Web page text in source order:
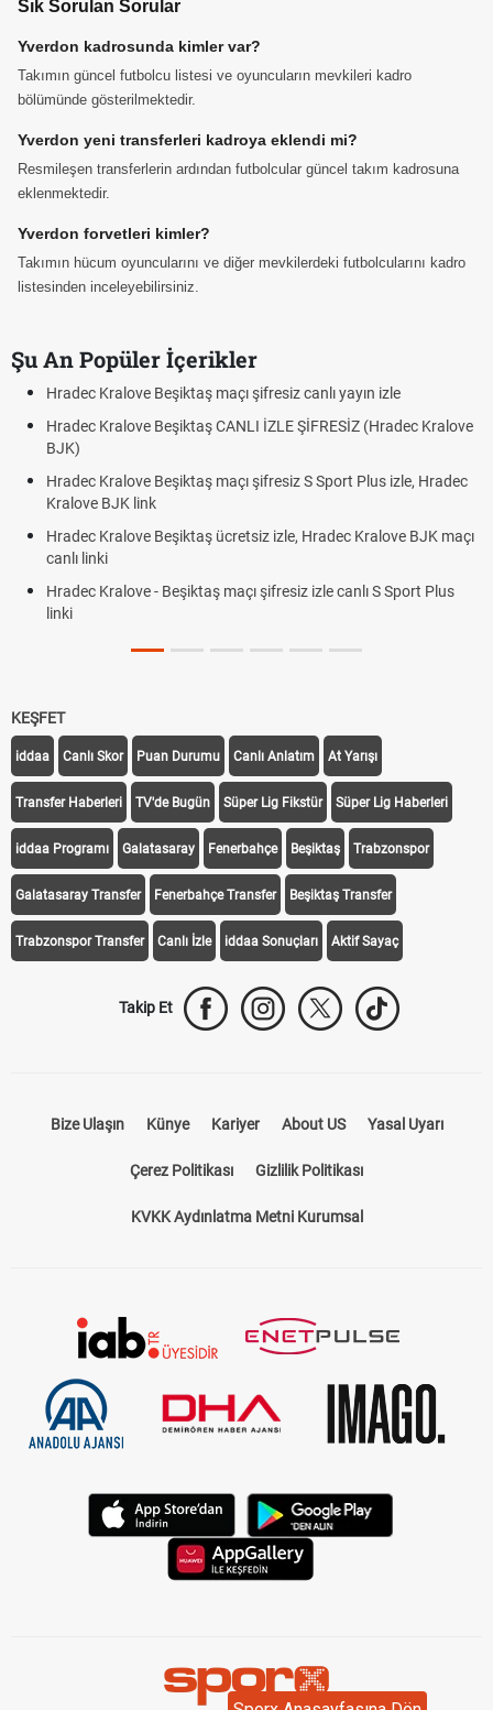
Sık Sorulan Sorular
Yverdon kadrosunda kimler var?
Takımın güncel futbolcu listesi ve oyuncuların mevkileri kadro
bölümünde gösterilmektedir.
Yverdon yeni transferleri kadroya eklendi mi?
Resmileşen transferlerin ardından futbolcular güncel takım kadrosuna
eklenmektedir.
Yverdon forvetleri kimler?
Takımın hücum oyuncularını ve diğer mevkilerdeki futbolcularını kadro
listesinden inceleyebilirsiniz.
Şu An Popüler İçerikler
canlı yayın izle
ŞİFRESİZ (Hradec Kralove
S Sport Plus izle, Hradec
Hradec Kralove BJK maçı
izle canlı S Sport Plus
Hradec Kralove - Beşiktaş maçı
Hradec Kralove Beşiktaş maçı
Trivela Nedir? Trivela Vuruşu Nasıl
Plonjon Nedir? Kalecilikte Plonjon
KEŞFET
iddaa Canlı Skor Puan Durumu Canlı Anlatım At Yarışı
Transfer Haberleri TV'de Bugün Süper Lig Fikstür Süper Lig Haberleri
iddaa Programı Galatasaray Fenerbahçe Beşiktaş Trabzonspor
Galatasaray Transfer Fenerbahçe Transfer Beşiktaş Transfer
Trabzonspor Transfer Canlı İzle iddaa Sonuçları Aktif Sayaç
Takip Et
Bize Ulaşın Künye Kariyer About US Yasal Uyarı
Çerez Politikası Gizlilik Politikası
KVKK Aydınlatma Metni Kurumsal